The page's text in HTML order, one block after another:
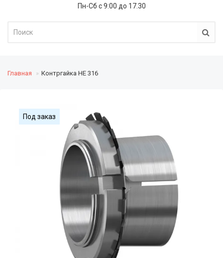
Пн-Сб с 9:00 до 17.30
Главная Контргайка HE 316
Под заказ